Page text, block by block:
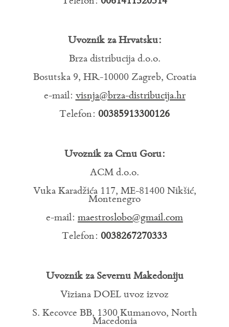
Uvoznik za Hrvatsku:
Brza distribucija d.o.o.
Bosutska 9, HR-10000 Zagreb, Croatia
e-mail: visnja@brza-distribucija.hr
Telefon: 00385913300126
Uvoznik za Crnu Goru:
ACM d.o.o.
Vuka Karadžića 117, ME-81400 Nikšić,
Montenegro
e-mail: maestroslobo@gmail.com
Telefon: 0038267270333
Uvoznik za Severnu Makedoniju
Viziana DOEL uvoz izvoz
S. Kecovce BB, 1300 Kumanovo, North
Macedonia